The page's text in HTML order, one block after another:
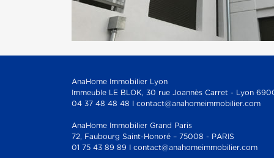
AnaHome Immobilier Lyon
Immeuble LE BLOK, 30 rue Joannès Carret - Lyon
04 37 48 48 48 I contact@anahomeimmobilier.com
AnaHome Immobilier Grand Paris
72, Faubourg Saint-Honoré – 75008 - PARIS
01 75 43 89 89 I contact@anahomeimmobilier.com